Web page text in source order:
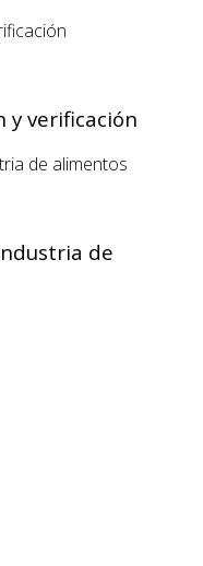
y verificación
de